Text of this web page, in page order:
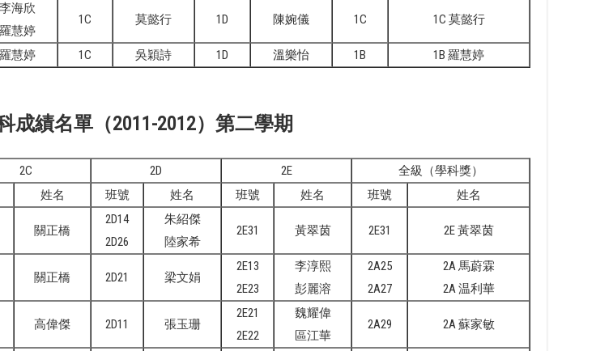
李海欣
羅慧婷
1C 莫懿行 1D 陳婉儀 1C 1C 莫懿行
羅慧婷 1C 吳穎詩 1D 溫樂怡 1B 1B 羅慧婷
績名單（2011-2012）第二學期
2C 2D 2E
全級（學科獎）
姓名 班號 姓名 班號 姓名 班號 姓名
關正橋
2D14
2D26
朱紹傑
陸家希
2E31 黃翠茵 2E31 2E 黃翠茵
關正橋 2D21 梁文娟
2E13
2E23
李淳熙
彭麗溶
2A25
2A27
2A 馬蔚霖
2A 温利華
高偉傑 2D11 張玉珊
2E21
2E22
魏耀偉
區江華
2A29 2A 蘇家敏